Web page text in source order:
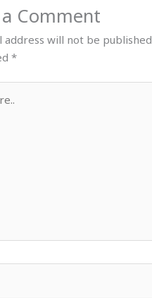
Comment
address will not be
*